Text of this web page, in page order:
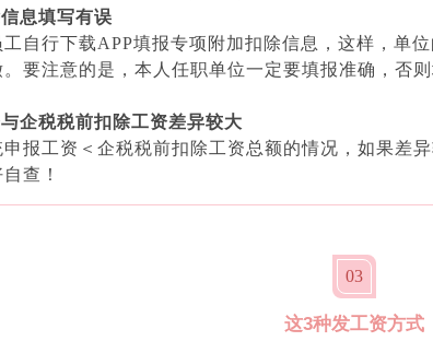
息填写有误
自行下载APP填报专项附加扣除信息，这样，单
。要注意的是，本人任职单位一定要填报准确，否
企税税前扣除工资差异较大
报工资＜企税税前扣除工资总额的情况，如果差
查！
03
这3种发工资方式